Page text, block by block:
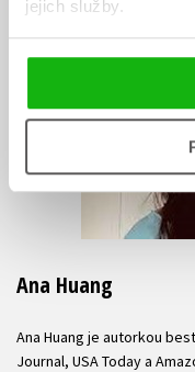
jejich služby.
Ana Huang
Ana Huang je autorkou
Journal, USA Today a